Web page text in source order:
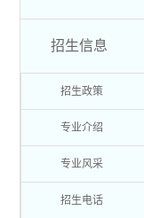
招生信息
招生政策
专业介绍
专业风采
招生电话